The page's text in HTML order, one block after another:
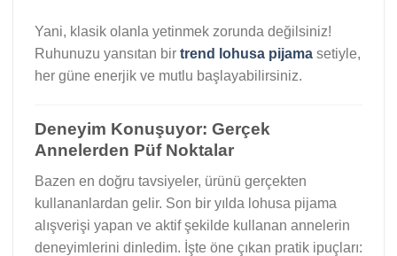
Yani, klasik olanla yetinmek zorunda değilsiniz!
Ruhunuzu yansıtan bir trend lohusa pijama setiyle,
her güne enerjik ve mutlu başlayabilirsiniz.
Deneyim Konuşuyor: Gerçek
Annelerden Püf Noktalar
Bazen en doğru tavsiyeler, ürünü gerçekten
kullananlardan gelir. Son bir yılda lohusa pijama
alışverişi yapan ve aktif şekilde kullanan annelerin
deneyimlerini dinledim. İşte öne çıkan pratik ipuçları: